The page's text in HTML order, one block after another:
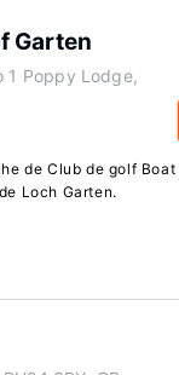
Garten
1 Poppy Lodge,
de Club de golf Boat
Loch Garten.